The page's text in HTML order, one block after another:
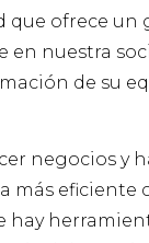
que ofrece un
nuestra
de su
negocios y
más eficiente
hay